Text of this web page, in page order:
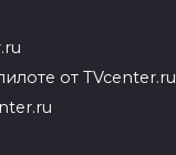
от TVcenter.ru